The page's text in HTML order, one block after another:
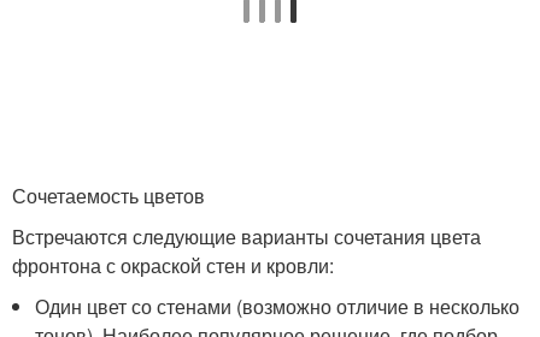
Сочетаемость цветов
Встречаются следующие варианты сочетания цвета
фронтона с окраской стен и кровли:
Один цвет со стенами (возможно отличие в несколько